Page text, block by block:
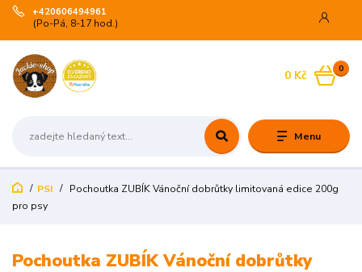
Menu
+420606494961
(Po-Pá, 8-17 hod.)
0
0 Kč
PSI
Pochoutka ZUBÍK Vánoční dobrůtky limitovaná edice 200g
pro psy
Pochoutka ZUBÍK Vánoční dobrůtky